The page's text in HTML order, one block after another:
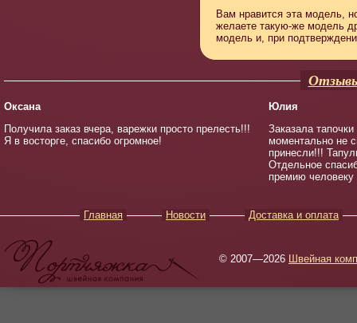
Вам нравится эта модель,
желаете такую-же модель
модель и, при
Оксана
Получила заказ вчера, варежки просто прелесть!!!
Я в восторге, спасибо огромное!
Юлия
Заказала
моментально не
принесли!!!
Отдельное
премию человеку
Главная Новости Доставка и оплата
© 2007—2026 Швейная